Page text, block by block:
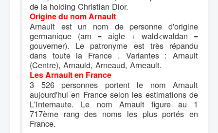
de la holding Christian Dior.
Origine du nom Arnault
Arnault est un nom de personne d'origine
germanique (arn = aigle + wald<waldan =
gouverner). Le patronyme est très répandu
dans toute la France . Variantes : Arnault
(Centre), Arnauld, Arneaud, Arneault.
Les Arnault en France
3 526 personnes portent le nom Arnault
aujourd'hui en France selon les estimations de
L'Internaute. Le nom Arnault figure au 1
717ème rang des noms les plus portés en
France.